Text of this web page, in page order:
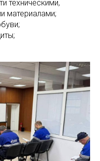
техническими,
материалами;